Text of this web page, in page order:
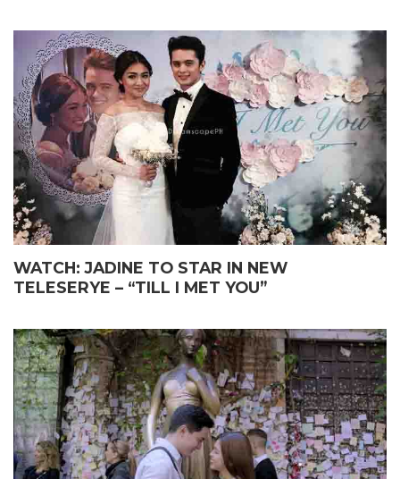
WATCH: JADINE TO STAR IN NEW
TELESERYE – “TILL I MET YOU”